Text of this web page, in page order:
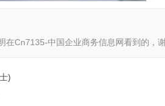
在Cn7135-中国企业商务信息网看到的，
)